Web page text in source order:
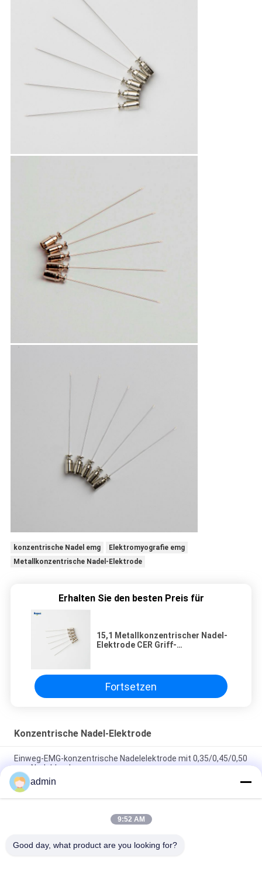
konzentrische Nadel emg
Elektromyografie emg
Metallkonzentrische Nadel-Elektrode
Erhalten Sie den besten Preis für
15,1 Metallkonzentrischer Nadel-
Elektrode CER Griff-
Fortsetzen
Konzentrische Nadel-Elektrode
Einweg-EMG-konzentrische Nadelelektrode mit 0,35/0,45/0,50
mm Nadeldurchmesser
Konzentrische Nadel EMG-Länge 50 Millimeter mit schönem
Messinggriff
Elementaroperations-Elektromyografie EMG/konzentrische
admin
9:52 AM
Good day, what product are you looking for?